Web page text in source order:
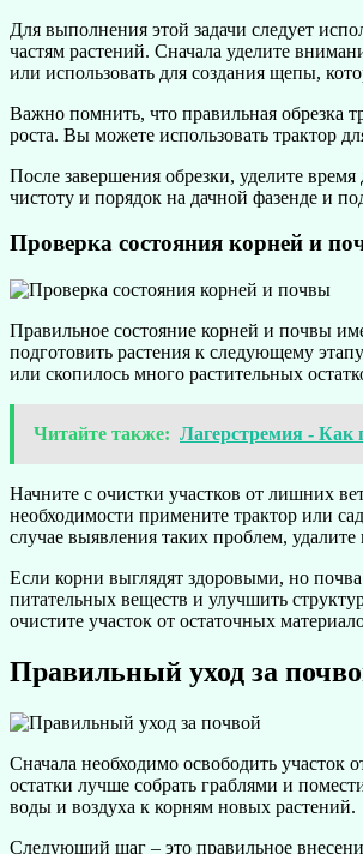
Для выполнения этой задачи следует
частям растений. Сначала уделите
или использовать для создания щепы,
Важно помнить, что правильная обрезка
роста. Вы можете использовать трактор
После завершения обрезки, уделите
чистоту и порядок на дачной фазенде и
Проверка состояния корней и
Правильное состояние корней и почвы
подготовить растения к следующему
или скопилось много растительных
Читайте также: Лагерстремия - Как
Начните с очистки участков от лишних
необходимости примените трактор или
случае выявления таких проблем,
Если корни выглядят здоровыми, но
питательных веществ и улучшить
очистите участок от остаточных
Правильный уход за
Сначала необходимо освободить участок
остатки лучше собрать граблями и
воды и воздуха к корням новых растений.
Следующий шаг – это правильное